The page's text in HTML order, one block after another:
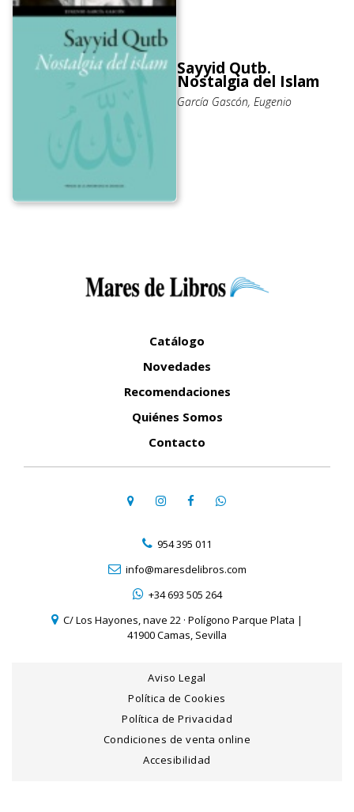
Sayyid Qutb.
Nostalgia del Islam
García Gascón, Eugenio
Catálogo
Novedades
Recomendaciones
Quiénes Somos
Contacto
954 395 011
info@maresdelibros.com
+34 693 505 264
C/ Los Hayones, nave 22 · Polígono Parque Plata |
41900 Camas, Sevilla
Aviso Legal
Política de Cookies
Política de Privacidad
Condiciones de venta online
Accesibilidad